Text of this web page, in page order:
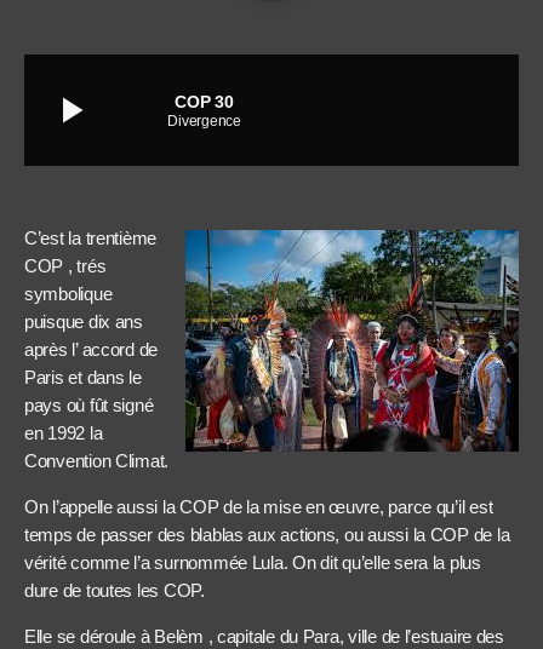
play_arrow COP 30
Divergence
C’est la trentième
COP , trés
symbolique
puisque dix ans
après l’ accord de
Paris et dans le
pays où fût signé
en 1992 la
Convention Climat.
On l’appelle aussi la COP de la mise en œuvre, parce qu’il est
temps de passer des blablas aux actions, ou aussi la COP de la
vérité comme l’a surnommée Lula. On dit qu’elle sera la plus
dure de toutes les COP.
Elle se déroule à Belèm , capitale du Para, ville de l’estuaire des